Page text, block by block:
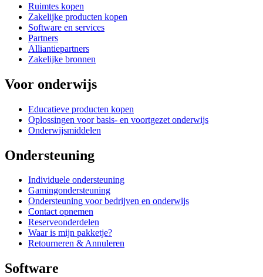
Ruimtes kopen
Zakelijke producten kopen
Software en services
Partners
Alliantiepartners
Zakelijke bronnen
Voor onderwijs
Educatieve producten kopen
Oplossingen voor basis- en voortgezet onderwijs
Onderwijsmiddelen
Ondersteuning
Individuele ondersteuning
Gamingondersteuning
Ondersteuning voor bedrijven en onderwijs
Contact opnemen
Reserveonderdelen
Waar is mijn pakketje?
Retourneren & Annuleren
Software